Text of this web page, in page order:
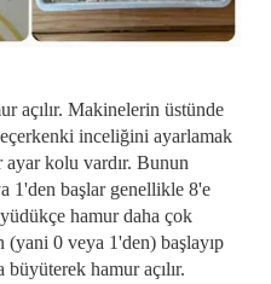
açılır. Makinelerin üstünde
inceliğini ayarlamak
kolu vardır. Bunun
1'den başlar genellikle 8'e
hamur daha çok
(yani 0 veya 1'den) başlayıp
hamur açılır.